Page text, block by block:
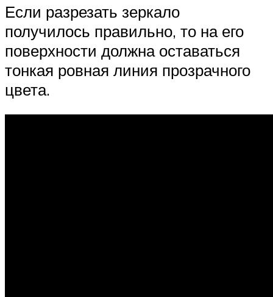
Если разрезать зеркало
получилось правильно, то на его
поверхности должна оставаться
тонкая ровная линия прозрачного
цвета.